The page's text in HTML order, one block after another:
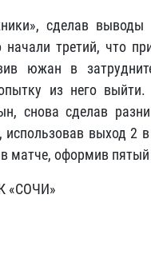
сделав
начали третий, что
южан в
из него
снова сделав
использовав выход 2
в матче, оформив
«СОЧИ»